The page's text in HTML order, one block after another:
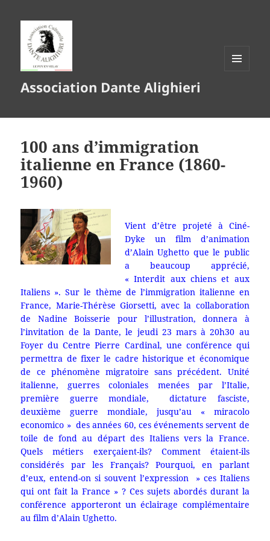
Association Dante Alighieri
100 ans d’immigration
italienne en France (1860-
1960)
Vient d’être projeté à Ciné-
Dyke un film d’animation
d’Alain Ughetto que le public
a beaucoup apprécié,
« Interdit aux chiens et aux
Italiens ».Sur le thème de l’immigration italienne en
France, Marie-Thérèse Giorsetti, avec la collaboration
de Nadine Boisserie pour l’illustration, donnera à
l’invitation de la Dante, le jeudi 23 mars à 20h30 au
Foyer du Centre Pierre Cardinal, une conférence qui
permettra de fixer le cadre historique et économique
de ce phénomène migratoire sans précédent. Unité
italienne, guerres coloniales menées par l’Italie,
première guerre mondiale, dictature fasciste,
deuxième guerre mondiale, jusqu’au « miracolo
economico » des années 60, ces événements servent de
toile de fond au départ des Italiens vers la France.
Quels métiers exerçaient-ils? Comment étaient-ils
considérés par les Français? Pourquoi, en parlant
d’eux, entend-on si souvent l’expression » ces Italiens
qui ont fait la France » ? Ces sujets abordés durant la
conférence apporteront un éclairage complémentaire
au film d’Alain Ughetto.